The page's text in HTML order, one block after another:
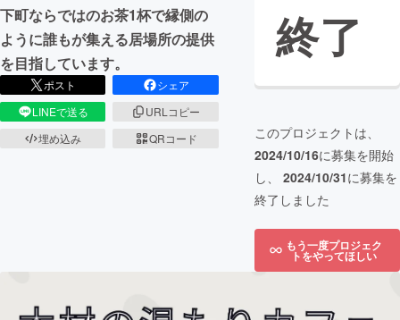
下町ならではのお茶1杯で縁側の
ように誰もが集える居場所の提供
を目指しています。
ポスト
シェア
LINEで送る
URLコピー
埋め込み
QRコード
終了
このプロジェクトは、
2024/10/16に募集を開始
し、 2024/10/31に募集を
終了しました
もう一度プロジェク
トをやってほしい